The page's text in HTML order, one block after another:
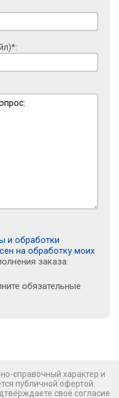
и обработки
на обработку моих
заказа.
обязательные
справочный характер и
публичной офертой.
своё согласие